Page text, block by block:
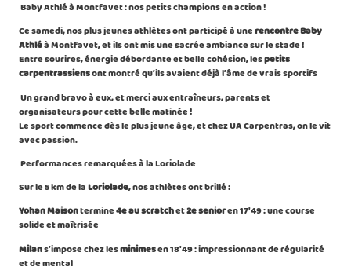
Baby Athlé à Montfavet : nos petits champions en action !
Ce samedi, nos plus jeunes athlètes ont participé à unerencontre Baby
Athléà Montfavet, et ils ont mis une sacrée ambiance sur le stade !
Entre sourires, énergie débordante et belle cohésion, lespetits
carpentrassiensont montré qu’ils avaient déjà l’âme de vrais sportifs
Un grand bravo à eux, et merci aux entraîneurs, parents et
organisateurs pour cette belle matinée !
Le sport commence dès le plus jeune âge, et chez UA Carpentras, on le vit
avec passion.
Performances remarquées à la Loriolade
Sur le 5 km de laLoriolade, nos athlètes ont brillé :
Yohan Maisontermine4e au scratchet2e senioren 17'49 : une course
solide et maîtrisée
Milans’impose chez lesminimesen 18'49 : impressionnant de régularité
et de mental